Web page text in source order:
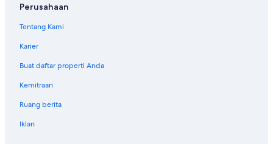
Perusahaan
Tentang Kami
Karier
Buat daftar properti Anda
Kemitraan
Ruang berita
Iklan